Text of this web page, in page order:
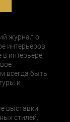
журнал о
интерьеров,
интерьере,
всегда быть
и
выставки
стилей,